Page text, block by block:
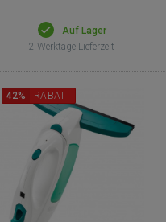
Auf Lager
2 Werktage Lieferzeit
42% RABATT